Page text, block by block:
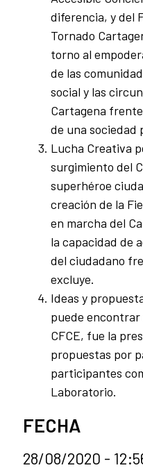
diferencia, y del
Tornado
torno al
de las
social y las
Cartagena
de una sociedad
Lucha Creativa
surgimiento del
superhéroe
creación de la
en marcha del
la capacidad de
del ciudadano
excluye.
Ideas y
puede encontrar
CFCE, fue la
propuestas por
participantes
Laboratorio.
FECHA
28/08/2020 -